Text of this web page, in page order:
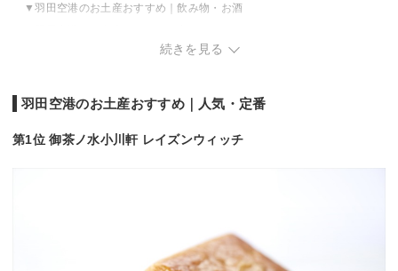
羽田空港のお土産おすすめ｜飲み物・お酒
羽田空港のお土産おすすめ｜食べ物以外（雑貨・キーホルダー）
続きを見る
羽田空港のお土産おすすめ｜人気・定番
第1位 御茶ノ水小川軒 レイズンウィッチ